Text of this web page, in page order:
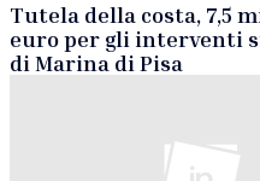
Tutela della costa, 7,5
euro per gli interventi
di Marina di Pisa